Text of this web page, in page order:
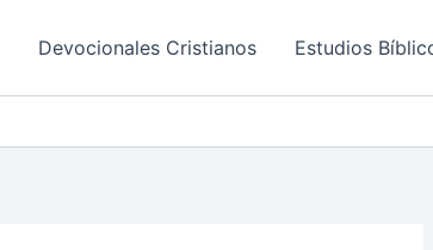
Devocionales Cristianos Estudios